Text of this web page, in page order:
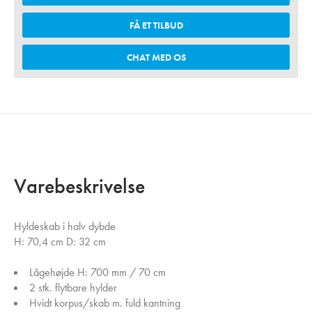
FÅ ET TILBUD
CHAT MED OS
Varebeskrivelse
Hyldeskab i halv dybde
H: 70,4 cm D: 32 cm
Lågehøjde H: 700 mm / 70 cm
2 stk. flytbare hylder
Hvidt korpus/skab m. fuld kantning